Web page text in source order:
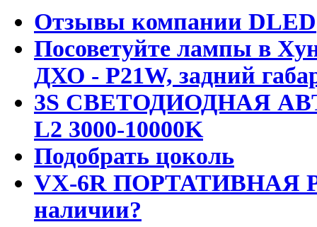
Отзывы компании DLED
Посоветуйте лампы в
ДХО - P21W, задний
3S СВЕТОДИОДНАЯ
L2 3000-10000K
Подобрать цоколь
VX-6R ПОРТАТИВНАЯ
наличии?